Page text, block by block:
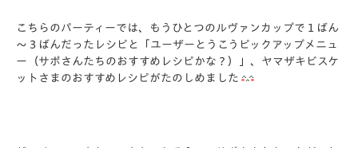
こちらのパーティーでは、もうひとつのルヴァンカップで１ばん
～３ばんだったレシピと「ユーザーとうこうピックアップメニュ
ー（サポさんたちのおすすめレシピかな？）」、ヤマザキビスケ
ットさまのおすすめレシピがたのしめました